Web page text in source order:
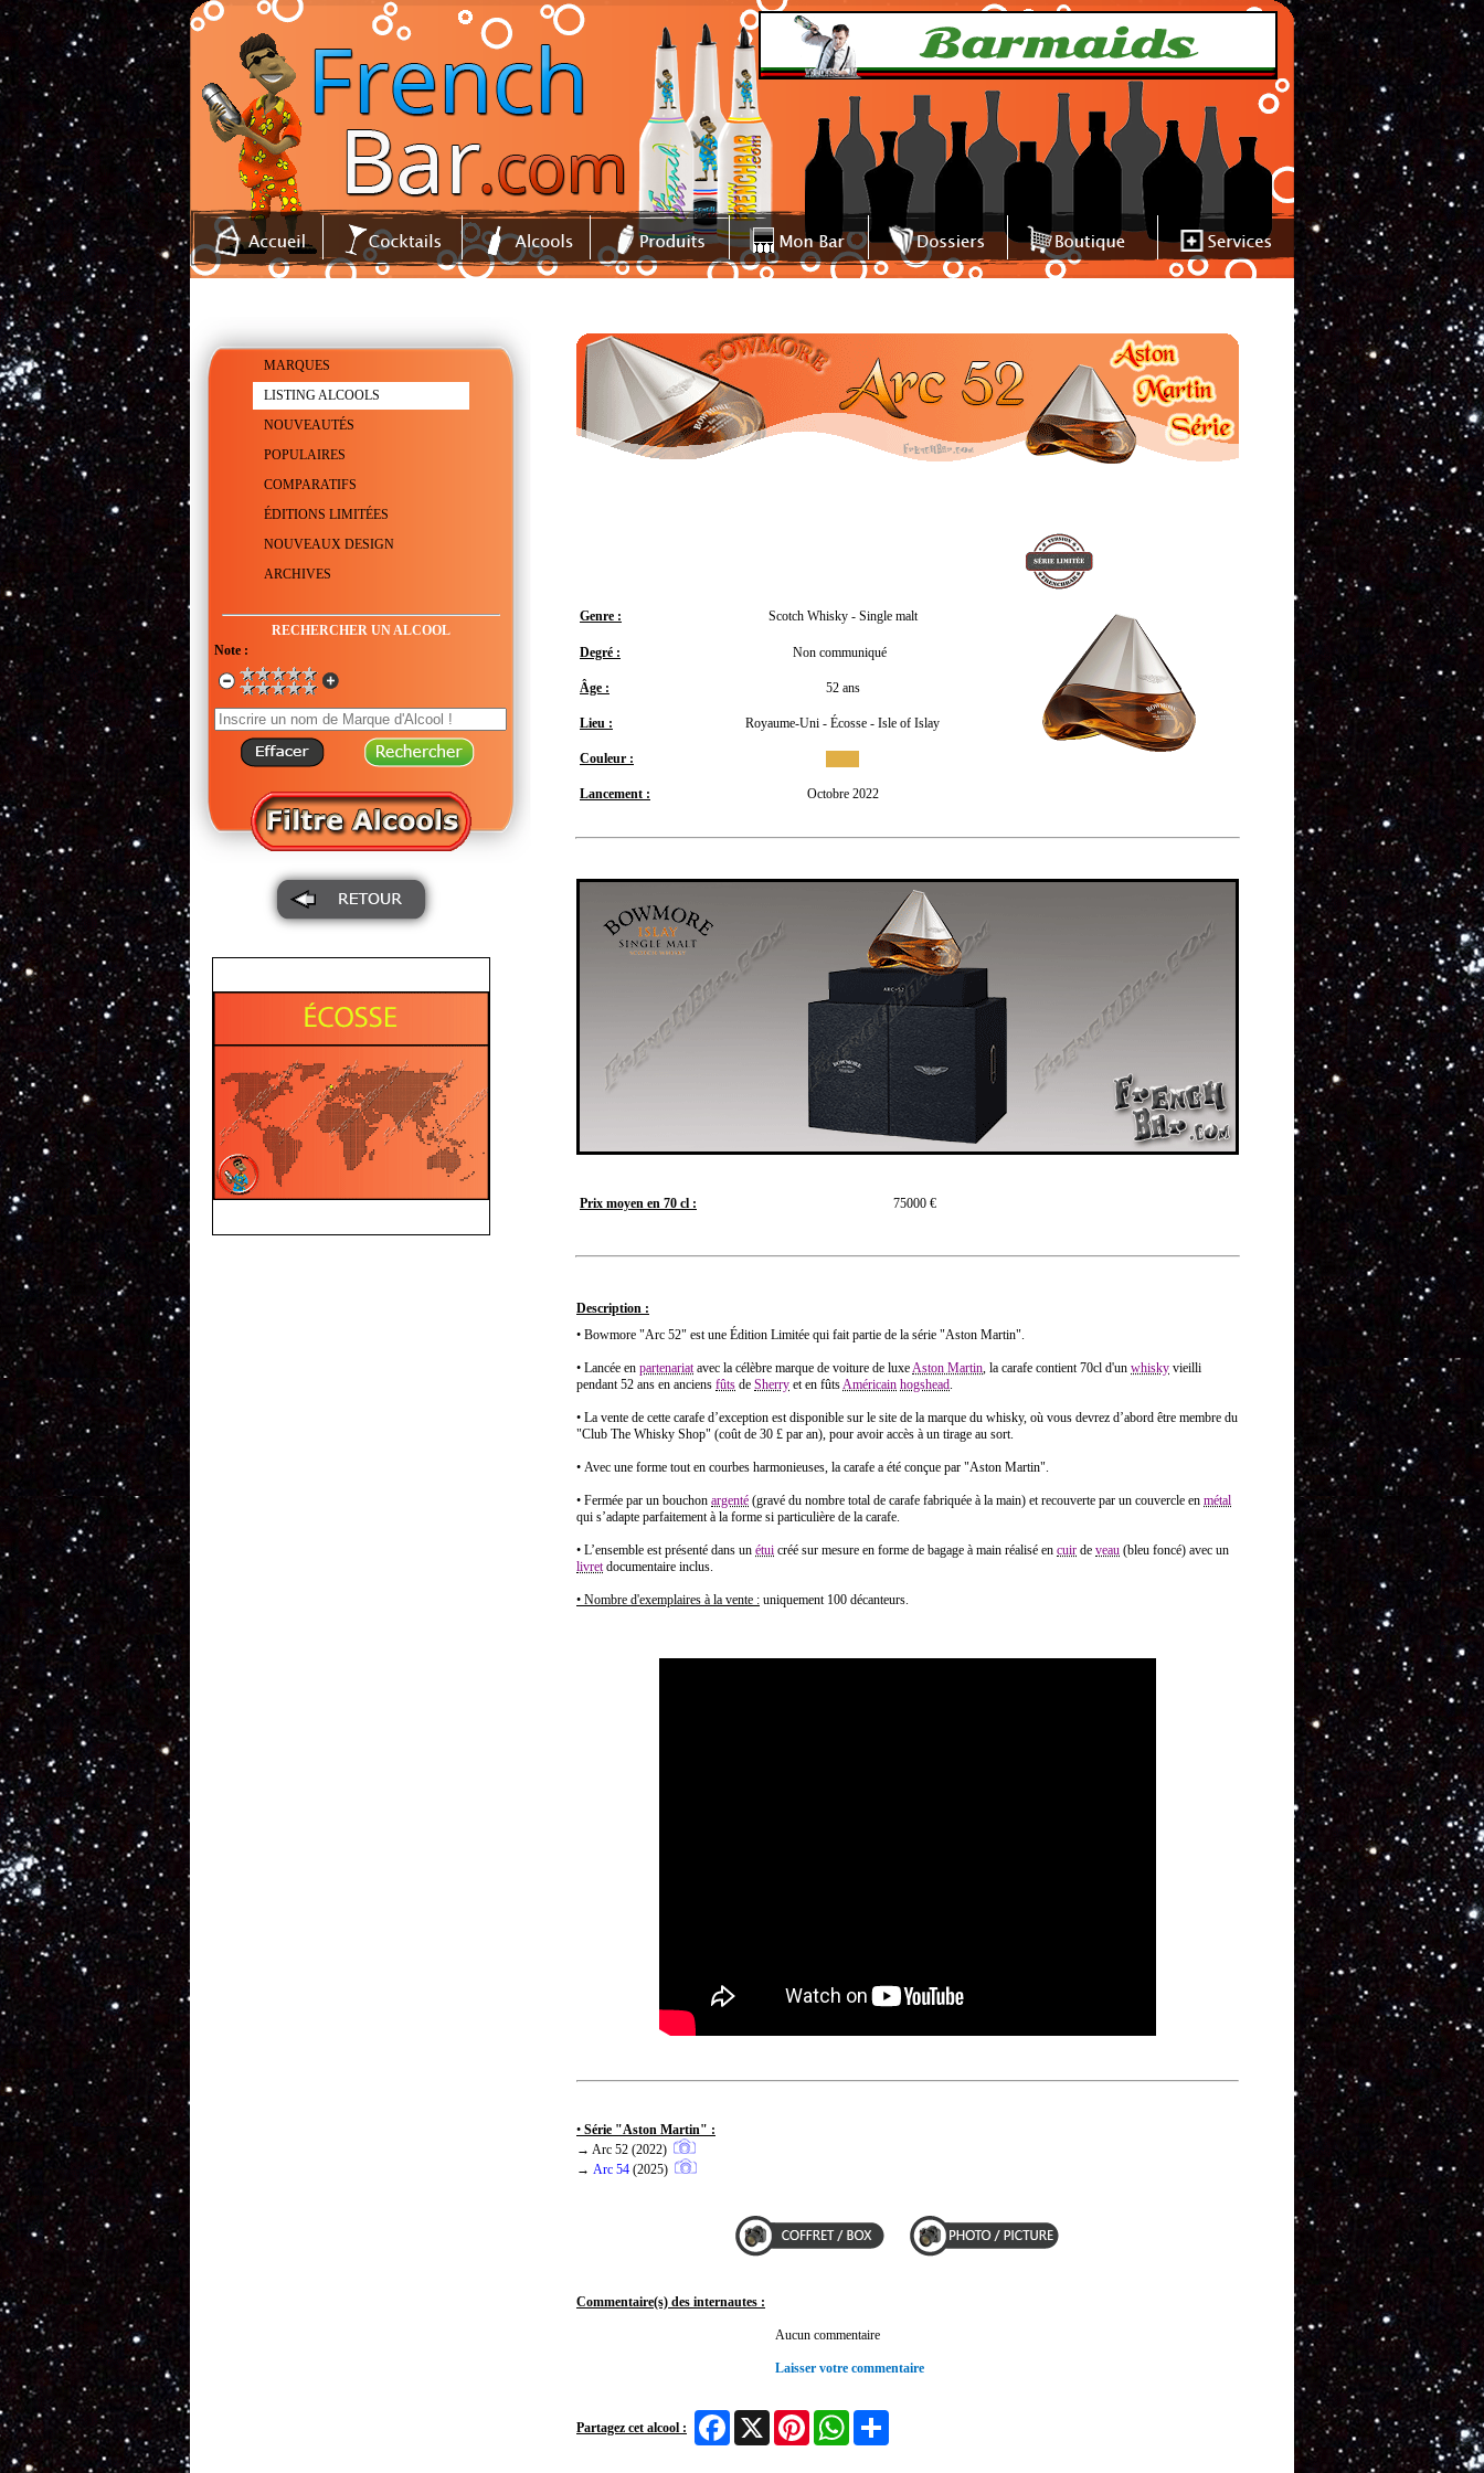
MARQUES
LISTING ALCOOLS
NOUVEAUTÉS
POPULAIRES
COMPARATIFS
ÉDITIONS LIMITÉES
NOUVEAUX DESIGN
ARCHIVES
RECHERCHER UN ALCOOL
Note :
Genre : Scotch Whisky - Single malt
Degré : Non communiqué
Âge : 52 ans
Lieu : Royaume-Uni - Écosse - Isle of Islay
Couleur :
Lancement : Octobre 2022
Prix moyen en 70 cl : 75000 €
Description :
• Bowmore "Arc 52" est une Édition Limitée qui fait partie de la série "Aston Martin".
• Lancée en partenariatavec la célèbre marque de voiture de luxeAston Martin, la carafe contient 70cl d'un whisky vieilli
pendant 52 ans en anciens fûts de Sherry et en fûtsAméricain hogshead.
• La vente de cette carafe d’exception est disponible sur le site de la marque du whisky, où vous devrez d’abord être membre du
"Club The Whisky Shop" (coût de 30 £ par an), pour avoir accès à un tirage au sort.
• Avec une forme tout en courbes harmonieuses, la carafe a été conçue par "Aston Martin".
• Fermée par un bouchon argenté (gravé du nombre total de carafe fabriquée à la main) et recouverte par un couvercle en métal
qui s’adapte parfaitement à la forme si particulière de la carafe.
• L’ensemble est présenté dans un étui créé sur mesure en forme de bagage à main réalisé en cuir de veau (bleu foncé) avec un
livretdocumentaire inclus.
• Nombre d'exemplaires à la vente : uniquement 100 décanteurs.
• Série "Aston Martin" :
→ Arc 52 (2022)
→ Arc 54 (2025)
Commentaire(s) des internautes :
Aucun commentaire
Laisser votre commentaire
Partagez cet alcool :
FacebookX Pinterest WhatsApp